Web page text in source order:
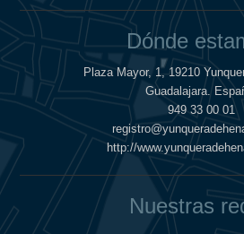
Dónde
Plaza Mayor, 1, 19210
Guadalajara.
949 33 00 01
http://
Nuestras